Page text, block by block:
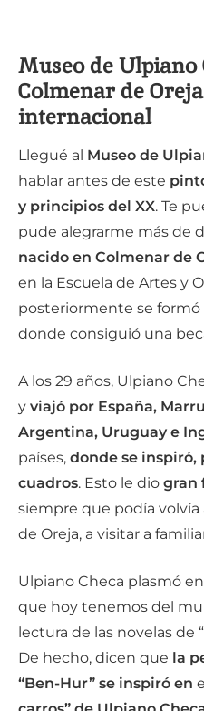
Museo de Ulpiano
Colmenar de
internacional
Llegué al Museo de
hablar antes de este
y principios del XX. Te
pude alegrarme más de
nacido en Colmenar de
en la Escuela de Artes y
posteriormente se formó
donde consiguió una
A los 29 años, Ulpiano
y viajó por España,
Argentina, Uruguay e
países, donde se inspiró,
cuadros. Esto le dio gran
siempre que podía volvía
de Oreja, a visitar a
Ulpiano Checa plasmó
que hoy tenemos del
lectura de las novelas de
De hecho, dicen que la
“Ben-Hur” se inspiró en